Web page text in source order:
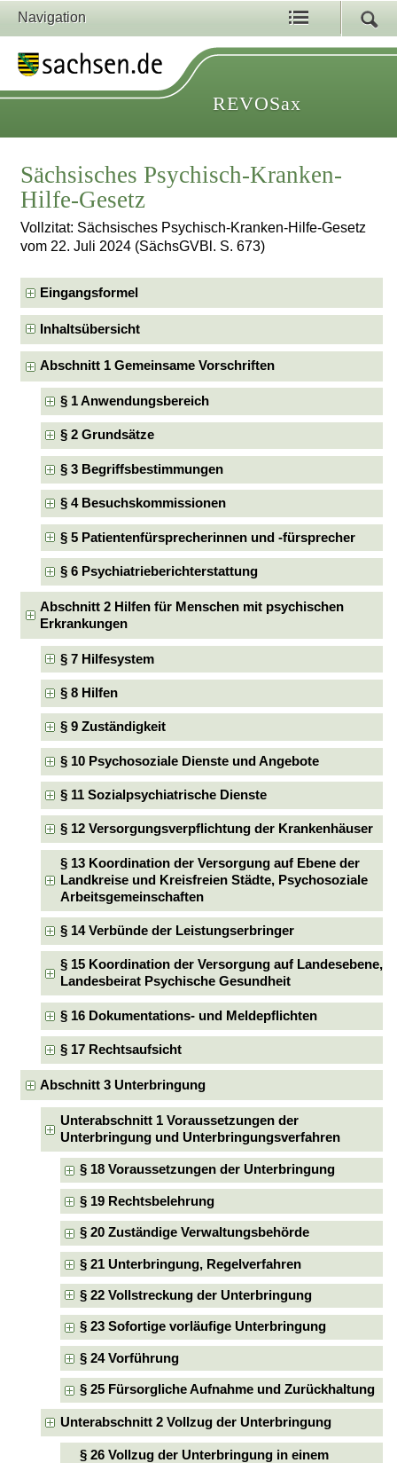
Navigation
REVOSax
Sächsisches Psychisch-Kranken-
Hilfe-Gesetz
Vollzitat: Sächsisches Psychisch-Kranken-Hilfe-Gesetz
vom 22. Juli 2024 (SächsGVBl. S. 673)
Eingangsformel
Inhaltsübersicht
Abschnitt 1 Gemeinsame Vorschriften
§ 1 Anwendungsbereich
§ 2 Grundsätze
§ 3 Begriffsbestimmungen
§ 4 Besuchskommissionen
§ 5 Patientenfürsprecherinnen und -fürsprecher
§ 6 Psychiatrieberichterstattung
Abschnitt 2 Hilfen für Menschen mit psychischen
Erkrankungen
§ 7 Hilfesystem
§ 8 Hilfen
§ 9 Zuständigkeit
§ 10 Psychosoziale Dienste und Angebote
§ 11 Sozialpsychiatrische Dienste
§ 12 Versorgungsverpflichtung der Krankenhäuser
§ 13 Koordination der Versorgung auf Ebene der
Landkreise und Kreisfreien Städte, Psychosoziale
Arbeitsgemeinschaften
§ 14 Verbünde der Leistungserbringer
§ 15 Koordination der Versorgung auf Landesebene,
Landesbeirat Psychische Gesundheit
§ 16 Dokumentations- und Meldepflichten
§ 17 Rechtsaufsicht
Abschnitt 3 Unterbringung
Unterabschnitt 1 Voraussetzungen der
Unterbringung und Unterbringungsverfahren
§ 18 Voraussetzungen der Unterbringung
§ 19 Rechtsbelehrung
§ 20 Zuständige Verwaltungsbehörde
§ 21 Unterbringung, Regelverfahren
§ 22 Vollstreckung der Unterbringung
§ 23 Sofortige vorläufige Unterbringung
§ 24 Vorführung
§ 25 Fürsorgliche Aufnahme und Zurückhaltung
Unterabschnitt 2 Vollzug der Unterbringung
§ 26 Vollzug der Unterbringung in einem